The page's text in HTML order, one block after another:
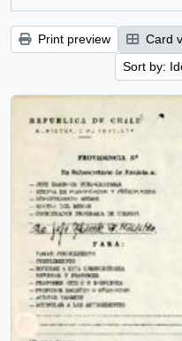
Print preview Card
Sort by: